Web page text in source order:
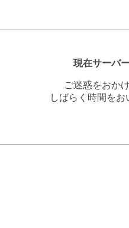
現在サーバ
ご迷惑をおか
しばらく時間を